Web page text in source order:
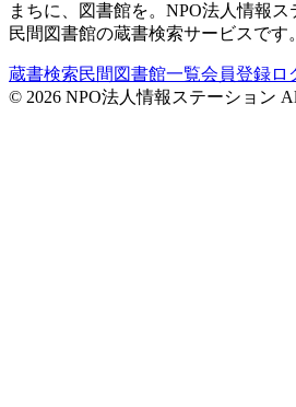
まちに、図書館を。NPO法人情報
民間図書館の蔵書検索サービスです。
蔵書検索民間図書館一覧会員登録ロ
© 2026 NPO法人情報ステーション